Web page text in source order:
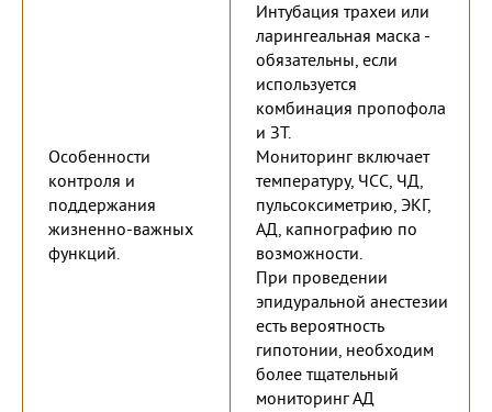
Особенности
контроля и
поддержания
жизненно-важных
функций.
Интубация трахеи или
ларингеальная маска -
обязательны, если
используется
комбинация пропофола
и ЗТ.
Мониторинг включает
температуру, ЧСС, ЧД,
пульсоксиметрию, ЭКГ,
АД, капнографию по
возможности.
При проведении
эпидуральной анестезии
есть вероятность
гипотонии, необходим
более тщательный
мониторинг АД